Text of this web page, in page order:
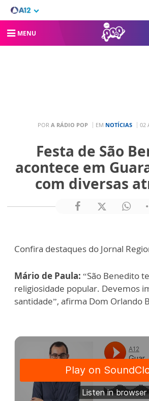
MENU
POR A RÁDIO POP EM NOTÍCIAS 02
Festa de São
acontece em
com diversas
Confira destaques do Jornal
Mário de Paula: “São Benedito
religiosidade popular. Devemos
santidade”, afirma Dom Orlando